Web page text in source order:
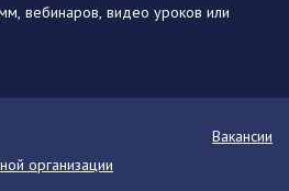
вебинаров, видео уроков или
Вакансии
организации